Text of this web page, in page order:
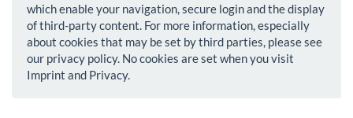
which enable your navigation, secure login and the display
of third-party content. For more information, especially
about cookies that may be set by third parties, please see
our privacy policy. No cookies are set when you visit
Imprint and Privacy.